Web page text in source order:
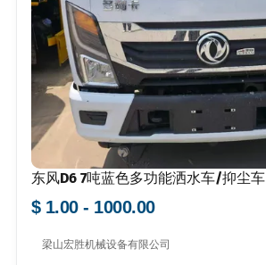
东风D6 7吨蓝色多功能洒水车/抑尘车
$ 1.00 - 1000.00
梁山宏胜机械设备有限公司